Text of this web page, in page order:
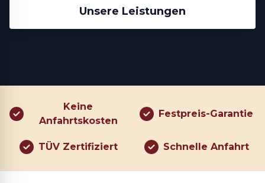
Unsere Leistungen
Keine
Anfahrtskosten
Festpreis-Garantie
TÜV Zertifiziert Schnelle Anfahrt